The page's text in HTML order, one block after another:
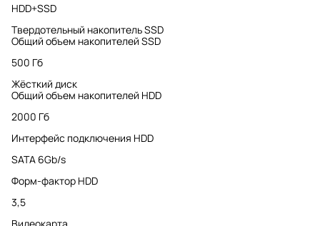
HDD+SSD
Твердотельный накопитель SSD
Общий объем накопителей SSD
500 Гб
Жёсткий диск
Общий объем накопителей HDD
2000 Гб
Интерфейс подключения HDD
SATA 6Gb/s
Форм-фактор HDD
3,5